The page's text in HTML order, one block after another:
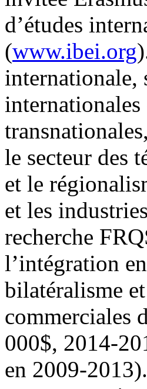
d’études
(www.ibei.org
internationale,
le secteur des
et le
et les
recherche
l’intégration
bilatéralisme
commerciales
000$, 2014-
en 2009-